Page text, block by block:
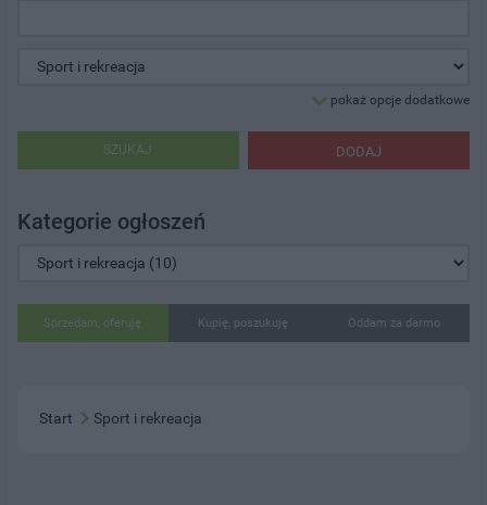
pokaż opcje dodatkowe
DODAJ
SZUKAJ
Kategorie ogłoszeń
Sprzedam, oferuję Kupię, poszukuję Oddam za darmo
Start Sport i rekreacja